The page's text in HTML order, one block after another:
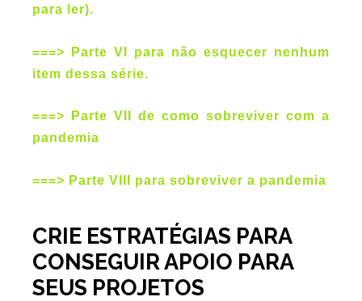
para ler).
===> Parte VI para não esquecer nenhum
item dessa série.
===> Parte VII de como sobreviver com a
pandemia
===> Parte VIII para sobreviver a pandemia
CRIE ESTRATÉGIAS PARA
CONSEGUIR APOIO PARA
SEUS PROJETOS